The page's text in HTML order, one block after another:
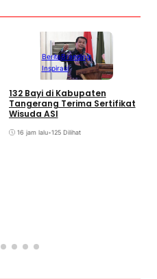
BeritaBranding
Inspirasi
132 Bayi di Kabupaten
Tangerang Terima Sertifikat
Wisuda ASI
16 jam lalu•125 Dilihat